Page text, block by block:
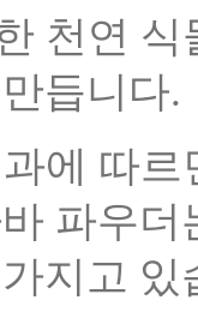
천연
듭니다.
에 따
파우
지고 있